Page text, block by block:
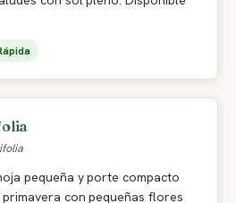
pequeña y porte compacto
con pequeñas flores